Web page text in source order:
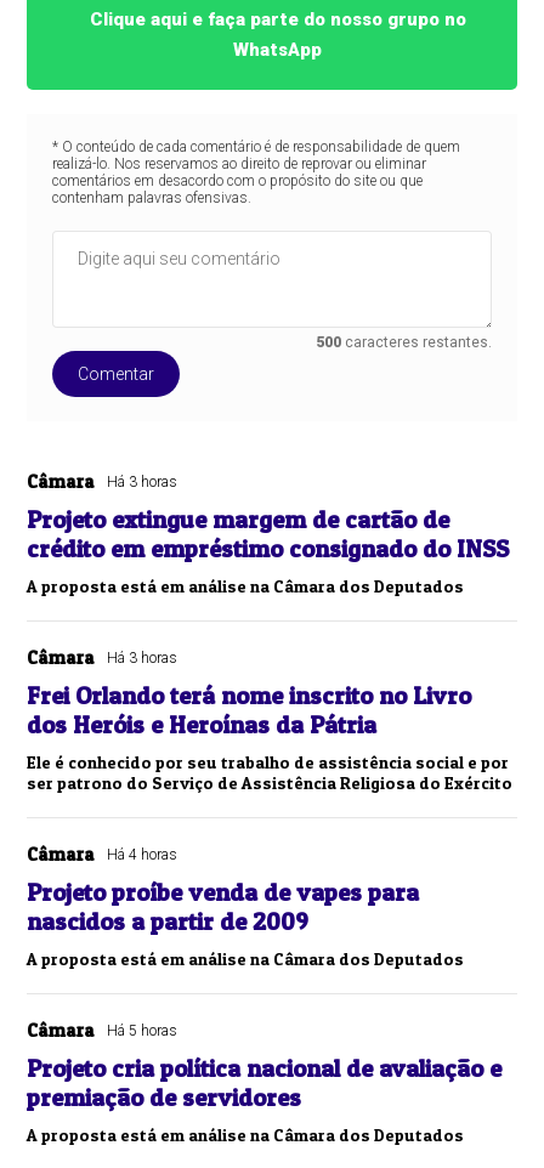
Clique aqui e faça parte do nosso grupo no
WhatsApp
* O conteúdo de cada comentário é de responsabilidade de quem
realizá-lo. Nos reservamos ao direito de reprovar ou eliminar
comentários em desacordo com o propósito do site ou que
contenham palavras ofensivas.
500 caracteres restantes.
Comentar
Câmara Há 3 horas
Projeto extingue margem de cartão de
crédito em empréstimo consignado do INSS
A proposta está em análise na Câmara dos Deputados
Câmara Há 3 horas
Frei Orlando terá nome inscrito no Livro
dos Heróis e Heroínas da Pátria
Ele é conhecido por seu trabalho de assistência social e por
ser patrono do Serviço de Assistência Religiosa do Exército
Câmara Há 4 horas
Projeto proíbe venda de vapes para
nascidos a partir de 2009
A proposta está em análise na Câmara dos Deputados
Câmara Há 5 horas
Projeto cria política nacional de avaliação e
premiação de servidores
A proposta está em análise na Câmara dos Deputados